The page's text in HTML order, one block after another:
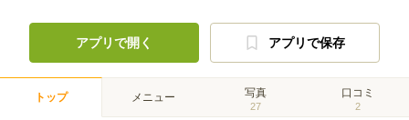
アプリで開く アプリで保存
トップ メニュー 写真
27
口コミ
2